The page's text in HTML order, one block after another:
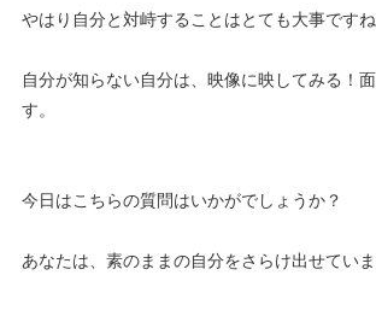
やはり自分と対峙することはとても大事ですね
自分が知らない自分は、映像に映してみる！
す。
今日はこちらの質問はいかがでしょうか？
あなたは、素のままの自分をさらけ出せてい